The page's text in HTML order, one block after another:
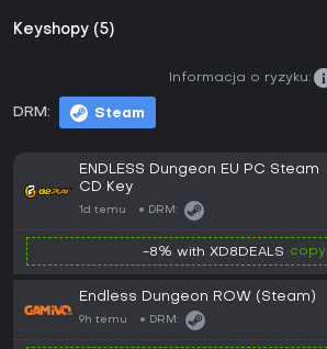
Keyshopy (5)
DRM: Steam
Informacja o ryzyku:
ENDLESS Dungeon EU PC Steam
CD Key
1d temu DRM:
-8% with XD8DEALS copy
Endless Dungeon ROW (Steam)
9h temu DRM: